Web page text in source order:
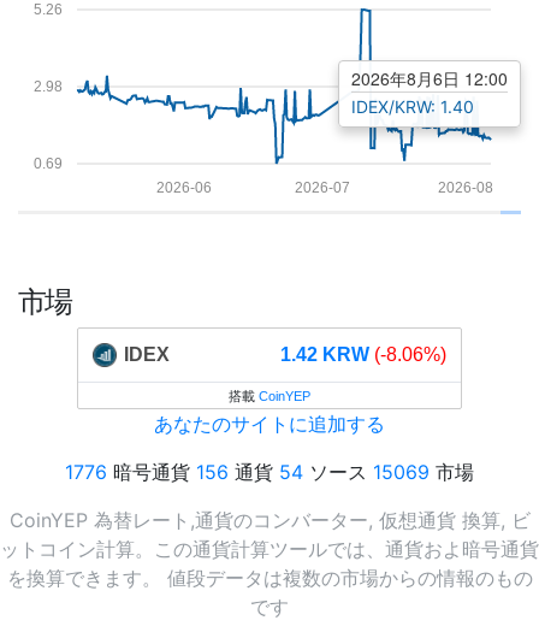
0.69
2.98
5.26
2026-08
2026-07
2026-06
2026年8月6日 12:00
IDEX/KRW: 1.40
市場
IDEX 1.42 KRW (-8.06%)
搭載 CoinYEP
あなたのサイトに追加する
1776 暗号通貨 156 通貨 54 ソース 15069 市場
CoinYEP 為替レート,通貨のコンバーター, 仮想通貨 換算, ビ
ットコイン計算。この通貨計算ツールでは、通貨およ暗号通貨
を換算できます。 値段データは複数の市場からの情報のもの
です